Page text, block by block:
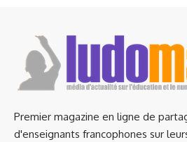
Premier magazine en ligne de
d'enseignants francophones sur